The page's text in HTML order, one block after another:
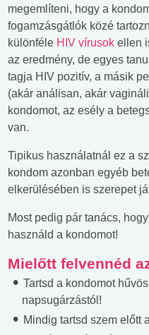
megemlíteni, hogy a
fogamzásgátlók közé
különféle HIV vírusok ellen
az eredmény, de egyes
tagja HIV pozitív, a másik
(akár análisan, akár
kondomot, az esély a
van.
Tipikus használatnál ez a
kondom azonban egyéb
elkerülésében is szerepet
Most pedig pár tanács,
használd a kondomot!
Mielőtt felvennéd
Tartsd a kondomot
napsugárzástól!
Mindig tartsd szem előtt